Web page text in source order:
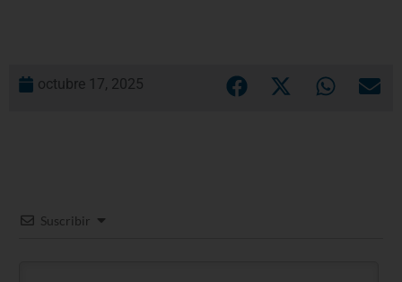
octubre 17, 2025
Suscribir